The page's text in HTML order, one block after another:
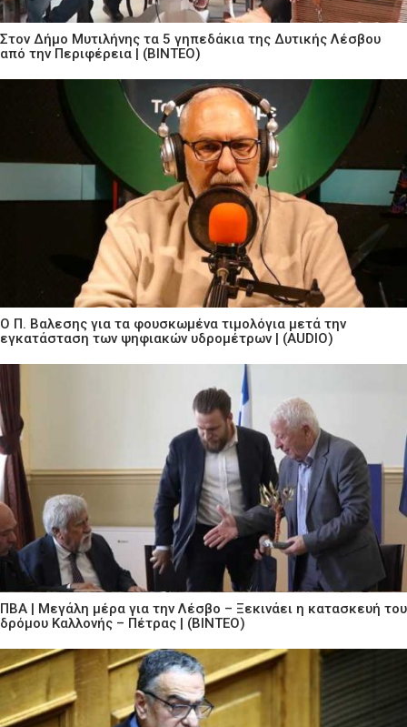
Στον Δήμο Μυτιλήνης τα 5 γηπεδάκια της Δυτικής Λέσβου
από την Περιφέρεια | (ΒΙΝΤΕΟ)
Ο Π. Βαλεσης για τα φουσκωμένα τιμολόγια μετά την
εγκατάσταση των ψηφιακών υδρομέτρων | (AUDIO)
ΠΒΑ | Μεγάλη μέρα για την Λέσβο – Ξεκινάει η κατασκευή του
δρόμου Καλλονής – Πέτρας | (ΒΙΝΤΕΟ)